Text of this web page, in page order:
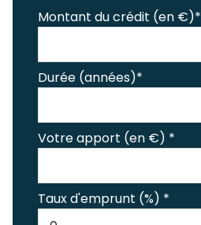
Montant du crédit (en €)*
Durée (années)*
Votre apport (en €) *
Taux d'emprunt (%) *